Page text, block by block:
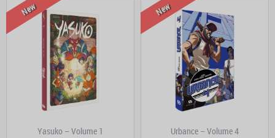
New
Yasuko – Volume 1
New
Urbance – Volume 4